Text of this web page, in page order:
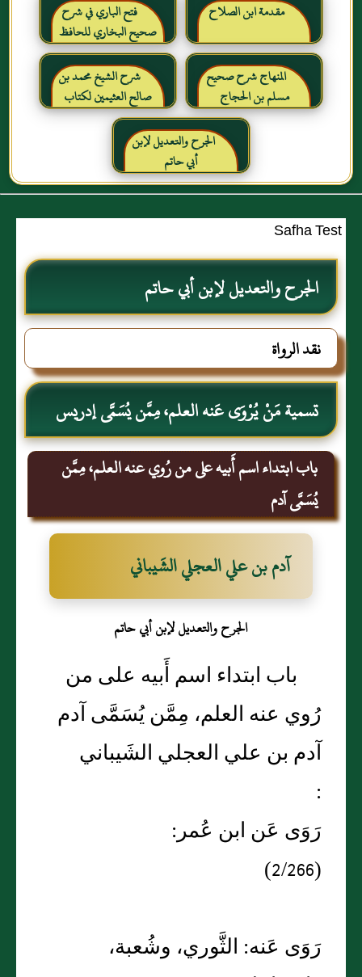
مقدمة ابن الصلاح
فتح الباري في شرح
صحيح البخاري للحافظ
ابن حجر العسقلاني
المنهاج شرح صحيح
مسلم بن الحجاج
شرح الشيخ محمد بن
صالح العثيمين لكتاب
رياض الصالحين للإمام
النووي رحمهم الله تعالىالجرح والتعديل لإبن
أبي حاتم
Safha Test
الجرح والتعديل لإبن أبي حاتم
نقد الرواة
تسمية مَنْ يُرْوَى عَنه العلم، مِمَّن يُسَمَّى إدريس
باب ابتداء اسم أَبيه على من رُوي عنه العلم، مِمَّن
يُسَمَّى آدم
آدم بن علي العجلي الشَيباني
الجرح والتعديل لإبن أبي حاتم
باب ابتداء اسم أَبيه على من
رُوي عنه العلم، مِمَّن يُسَمَّى آدم
آدم بن علي العجلي الشَيباني
:
رَوَى عَن ابن عُمر:
(2/266)
رَوَى عَنه: الثَّوري، وشُعبة،